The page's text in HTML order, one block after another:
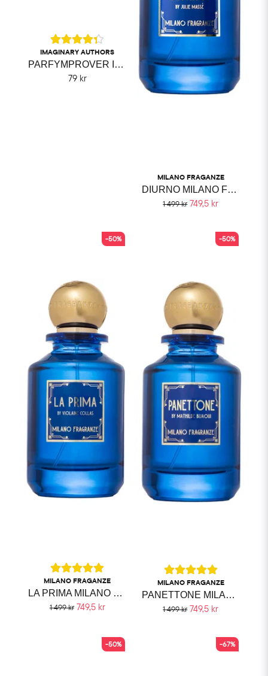
IMAGINARY AUTHORS
PARFYMPROVER IMAGINARY AUTHORS
79 kr
MILANO FRAGANZE
DIURNO MILANO FRAGRANZE
1 499 kr 749,5 kr
MILANO FRAGANZE
LA PRIMA MILANO FRAGRANZE
1 499 kr 749,5 kr
-50%
MILANO FRAGANZE
PANETTONE MILANO FRAGRANZE
1 499 kr 749,5 kr
-50%
-50% -67%